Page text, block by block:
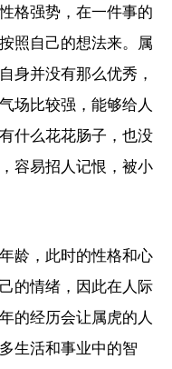
格强势，在一件事的
照自己的想法来。属
身并没有那么优秀，
场比较强，能够给人
什么花花肠子，也没
容易招人记恨，被小
龄，此时的性格和心
的情绪，因此在人际
的经历会让属虎的人
生活和事业中的智